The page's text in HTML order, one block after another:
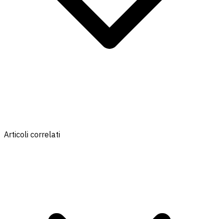
Articoli correlati